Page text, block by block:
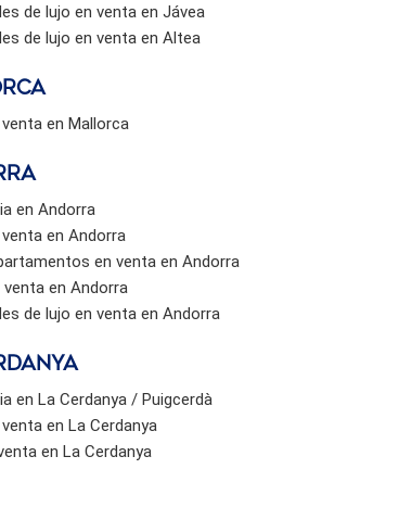
de lujo en venta en Jávea
de lujo en venta en Altea
en Mallorca
en Andorra
en Andorra
en venta en Andorra
en Andorra
de lujo en venta en Andorra
en La Cerdanya / Puigcerdà
en La Cerdanya
en La Cerdanya